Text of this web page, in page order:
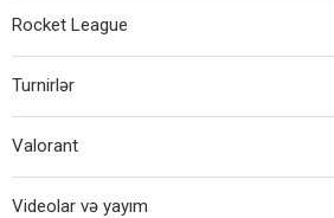
Rocket League
Turnirlər
Valorant
Videolar və yayım